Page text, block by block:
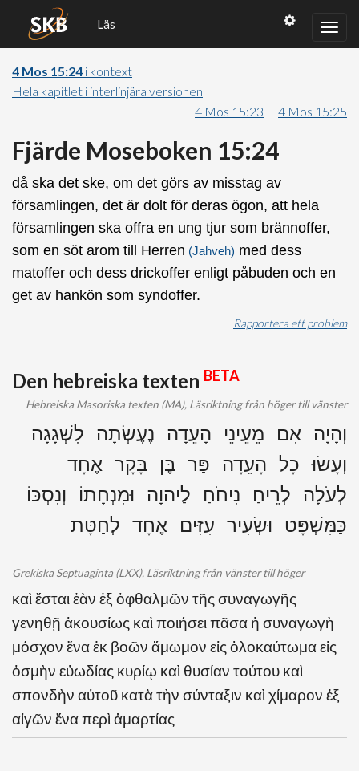
Läs
4 Mos 15:24 i kontext
Hela kapitlet i interlinjära versionen
4 Mos 15:23
4 Mos 15:25
Fjärde Moseboken 15:24
då ska det ske, om det görs av misstag av
församlingen, det är dolt för deras ögon, att hela
församlingen ska offra en ung tjur som brännoffer,
som en söt arom till Herren (Jahveh) med dess
matoffer och dess drickoffer enligt påbuden och en
get av hankön som syndoffer.
Rapportera ett problem
Den hebreiska texten BETA
Hebreiska Masoriska texten (MA), Läsriktning från höger till vänster
וְהָיָה אִם מֵעֵינֵי הָעֵדָה נֶעֶשְׂתָה לִשְׁגָגָה
וְעָשׂוּ כָל הָעֵדָה פַּר בֶּן בָּקָר אֶחָד
לְעֹלָה לְרֵיחַ נִיחֹחַ לַיהוָה וּמִנְחָתוֹ וְנִסְכּוֹ
כַּמִּשְׁפָּט וּשְׂעִיר עִזִּים אֶחָד לְחַטָּת
Grekiska Septuaginta (LXX), Läsriktning från vänster till höger
καὶ ἔσται ἐὰν ἐξ ὀφθαλμῶν τῆς συναγωγῆς
γενηθῇ ἀκουσίως καὶ ποιήσει πᾶσα ἡ συναγωγὴ
μόσχον ἕνα ἐκ βοῶν ἄμωμον εἰς ὁλοκαύτωμα εἰς
ὀσμὴν εὐωδίας κυρίῳ καὶ θυσίαν τούτου καὶ
σπονδὴν αὐτοῦ κατὰ τὴν σύνταξιν καὶ χίμαρον ἐξ
αἰγῶν ἕνα περὶ ἁμαρτίας